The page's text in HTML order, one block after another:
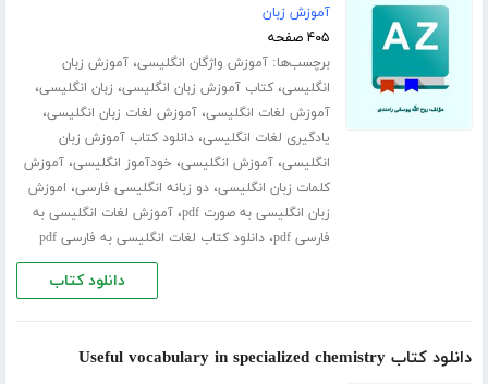
آموزش زبان
۴۰۵ صفحه
برچسب‌ها:آموزش واژگان انگلیسی،آموزش زبان
انگلیسی،کتاب آموزش زبان انگلیسی، زبان انگلیسی،
آموزش لغات انگلیسی،آموزش لغات زبان انگلیسی،
یادگیری لغات انگلیسی،دانلود کتاب آموزش زبان
انگلیسی،آموزش انگلیسی، خودآموز انگلیسی،آموزش
کلمات زبان انگلیسی،دو زبانه انگلیسی فارسی، اموزش
زبان انگلیسی به صورت pdf
،آموزش لغات انگلیسی به
فارسی pdf
،دانلود کتاب لغات انگلیسی به فارسی pdf
دانلود کتاب
دانلود کتاب Useful vocabulary in specialized chemistry